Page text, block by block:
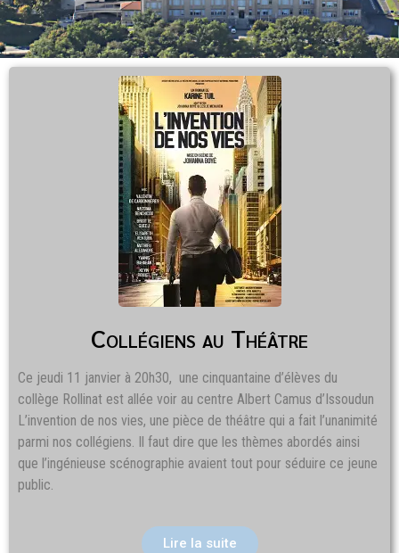
Collégiens au Théâtre
Ce jeudi 11 janvier à 20h30, une cinquantaine d’élèves du
collège Rollinat est allée voir au centre Albert Camus d’Issoudun
L’invention de nos vies, une pièce de théâtre qui a fait l’unanimité
parmi nos collégiens. Il faut dire que les thèmes abordés ainsi
que l’ingénieuse scénographie avaient tout pour séduire ce jeune
public.
Lire la suite